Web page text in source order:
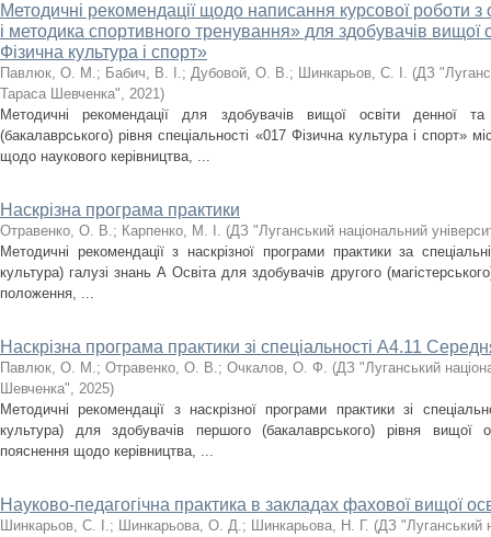
Методичні рекомендації щодо написання курсової роботи з
і методика спортивного тренування» для здобувачів вищої
Фізична культура і спорт»
Павлюк, О. М.; Бабич, В. І.; Дубовой, О. В.; Шинкарьов, С. І. (ДЗ
Тараса Шевченка", 2021)
Методичні рекомендації для здобувачів вищої освіти денної
(бакалаврського) рівня спеціальності «017 Фізична культура і спорт»
щодо наукового керівництва, ...
Наскрізна програма практики
Отравенко, О. В.; Карпенко, М. І. (ДЗ "Луганський національний
Методичні рекомендації з наскрізної програми практики за
культура) галузі знань А Освіта для здобувачів другого
положення, ...
Наскрізна програма практики зі спеціальності А4.11
Павлюк, О. М.; Отравенко, О. В.; Очкалов, О. Ф. (ДЗ "Луганський
Шевченка", 2025)
Методичні рекомендації з наскрізної програми практики зі
культура) для здобувачів першого (бакалаврського) рівня вищої
пояснення щодо керівництва, ...
Науково-педагогічна практика в закладах фахової вищої
Шинкарьов, С. І.; Шинкарьова, О. Д.; Шинкарьова, Н. Г. (ДЗ "Луганський